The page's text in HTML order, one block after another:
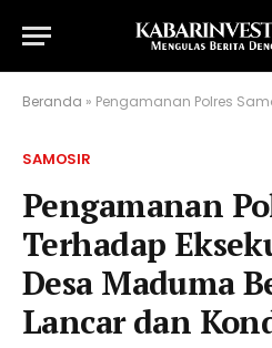
Beranda » Pengamanan Polres Samosir Terhadap
SAMOSIR
Pengamanan
Terhadap
Desa Maduma
Lancar dan